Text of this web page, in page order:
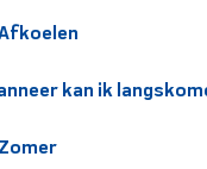
kan ik
Zomer
Deze
8 km en 250
index van 4.
loop naar
vervolgens